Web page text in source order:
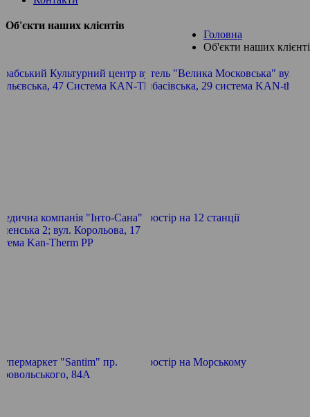
Головна
Об'єкти наших
Об'єкти наших клієнтів